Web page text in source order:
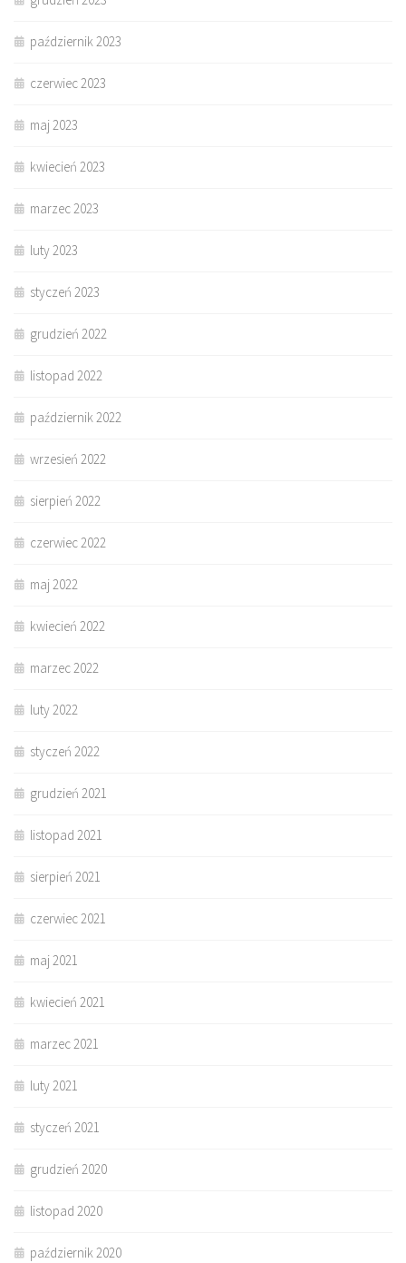
październik 2023
czerwiec 2023
maj 2023
kwiecień 2023
marzec 2023
luty 2023
styczeń 2023
grudzień 2022
listopad 2022
październik 2022
wrzesień 2022
sierpień 2022
czerwiec 2022
maj 2022
kwiecień 2022
marzec 2022
luty 2022
styczeń 2022
grudzień 2021
listopad 2021
sierpień 2021
czerwiec 2021
maj 2021
kwiecień 2021
marzec 2021
luty 2021
styczeń 2021
grudzień 2020
listopad 2020
październik 2020